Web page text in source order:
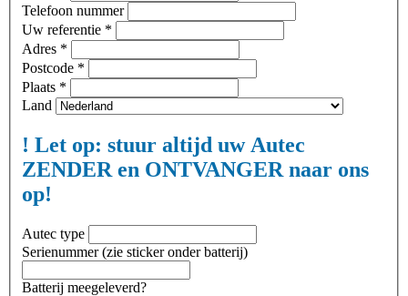
Telefoon nummer
Uw referentie *
Adres *
Postcode *
Plaats *
Land
! Let op: stuur altijd uw Autec
ZENDER en ONTVANGER naar ons
op!
Autec type
Serienummer (zie sticker onder batterij)
Batterij meegeleverd?